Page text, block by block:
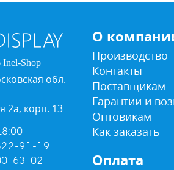
Shop
обл.
2а, корп. 13
91-19
63-02
О
Производство
Контакты
Поставщикам
Гарантии и
Оптовикам
Как заказать
Оплата